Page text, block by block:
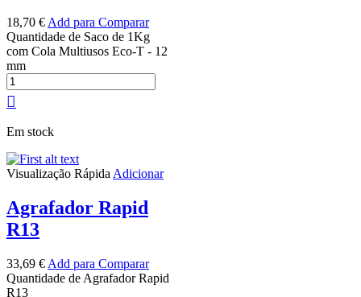
18,70 € Add para Comparar
Quantidade de Saco de 1Kg
com Cola Multiusos Eco-T - 12
mm
Em stock
Visualização Rápida Adicionar
Agrafador Rapid
R13
33,69 € Add para Comparar
Quantidade de Agrafador Rapid
R13